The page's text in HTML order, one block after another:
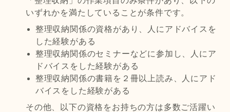
いずれかを満たしていることが条件です。
整理収納関係の資格があり、人にアドバイスを
した経験がある
整理収納関係のセミナーなどに参加し、人にア
ドバイスをした経験がある
整理収納関係の書籍を２冊以上読み、人にアド
バイスをした経験がある
その他、以下の資格をお持ちの方は多数ご活躍い